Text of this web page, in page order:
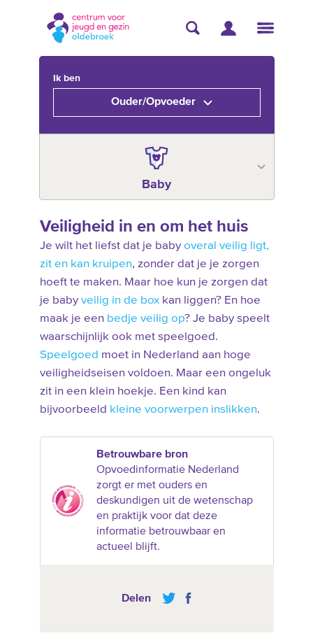
Ik ben
Ouder/Opvoeder
Baby
Veiligheid in en om het huis
Je wilt het liefst dat je baby overal veilig ligt,
zit en kan kruipen, zonder dat je je zorgen
hoeft te maken. Maar hoe kun je zorgen dat
je baby veilig in de boxkan liggen? En hoe
maak je een bedje veilig op? Je baby speelt
waarschijnlijk ook met speelgoed.
Speelgoed moet in Nederland aan hoge
veiligheidseisen voldoen. Maar een ongeluk
zit in een klein hoekje. Een kind kan
bijvoorbeeld kleine voorwerpen inslikken.
Betrouwbare bron
Opvoedinformatie Nederland
zorgt er met ouders en
deskundigen uit de wetenschap
en praktijk voor dat deze
informatie betrouwbaar en
actueel blijft.
Delen